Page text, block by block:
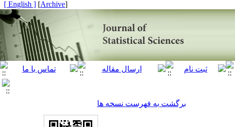
[
Archive
]
[ English ]
برگشت به فهرست نسخه ها